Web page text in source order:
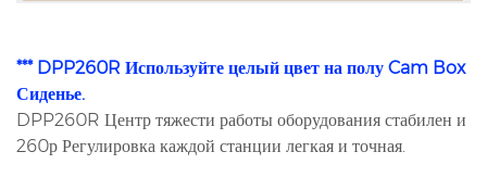
*** DPP260R Используйте целый цвет на полу Cam Box
Сиденье.
DPP260R Центр тяжести работы оборудования стабилен и
260р Регулировка каждой станции легкая и точная.